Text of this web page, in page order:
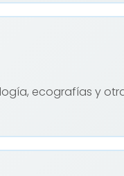
ecografías y